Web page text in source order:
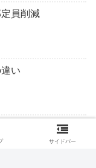
員削減
い
痛症に適応なし
サイドバー